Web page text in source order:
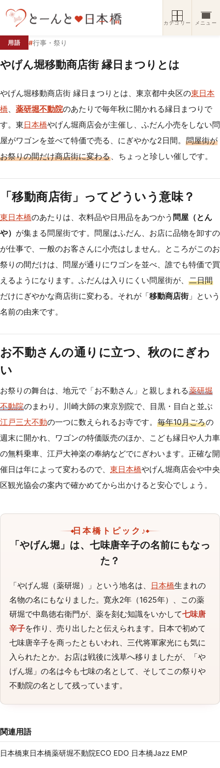
カテゴリー メニュー
用語 #行事・祭り
やげん堀移動商店街 縁日まつりとは
やげん堀移動商店街 縁日まつりとは、東京都中央区の東日本
橋、 薬研堀不動院のあたりで毎年秋に開かれる縁日まつりで
す。東日本橋やげん堀商店会が主催し、ふだん小売をしない問
屋がワゴンを並べて特価で売る、にぎやかな2日間。 問屋街が
お祭りの間だけ商店街に変わる、ちょっと珍しい催しです。
「移動商店街」ってどういう意味？
東日本橋のあたりは、衣料品や日用品をあつかう 問屋（とん
や） が集まる問屋街です。問屋はふだん、お店に品物を卸すの
が仕事で、一般のお客さんに小売はしません。ところがこのお
祭りの間だけは、問屋が通りにワゴンを並べ、誰でも特価で買
えるようになります。ふだんは入りにくい問屋街が、 二日間
だけにぎやかな商店街に変わる。それが「移動商店街」という
名前の由来です。
お不動さんの通りに立つ、秋のにぎわ
い
お祭りの舞台は、地元で「お不動さん」と親しまれる薬研堀
不動院のまわり。川崎大師の東京別院で、目黒・目白と並ぶ
江戸三大不動の一つに数えられるお寺です。 毎年10月ごろの
週末に開かれ、ワゴンの特価販売のほか、こども縁日や人力車
の無料乗車、江戸大神楽の奉納などでにぎわいます。正確な開
催日は年によって変わるので、 東日本橋やげん堀商店会や中央
区観光協会の案内で確かめてから出かけると安心でしょう。
日本橋トピック♪
「やげん堀」は、七味唐辛子の名前にもなっ
た？
「やげん堀（薬研堀）」という地名は、 日本橋生まれの
名物の名にもなりました。寛永2年（1625年）、この薬
研堀で中島徳右衛門が、薬を刻む知識をいかして七味唐
辛子を作り、売り出したと伝えられます。日本で初めて
七味唐辛子を商ったともいわれ、三代将軍家光にも気に
入られたとか。お店は戦後に浅草へ移りましたが、「や
げん堀」の名は今も七味の名として、そしてこの祭りや
不動院の名として残っています。
関連用語
日本橋東日本橋薬研堀不動院ECO EDO 日本橋Jazz EMP